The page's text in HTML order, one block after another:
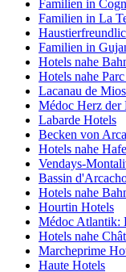
Familien in
Familien in La
Familien in
Hotels nahe
Hotels nahe
Lacanau de
Médoc Herz der
Labarde Hotels
Becken von
Hotels nahe
Vendays-
Bassin
Hotels nahe
Hourtin Hotels
Médoc Atlantik:
Hotels nahe
Marcheprime
Haute Hotels